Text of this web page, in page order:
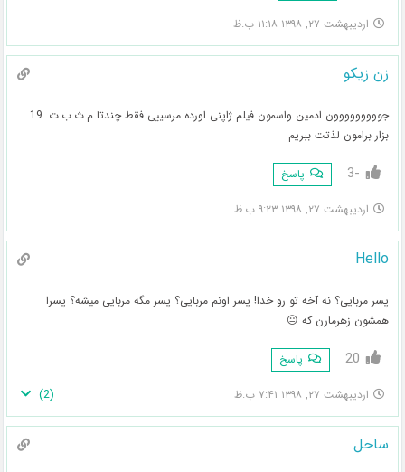
اردیبهشت ۲۷, ۱۳۹۸ ۱۱:۱۸ ب.ظ
زن زیکو
جووووووووون ادمین واسمون فیلم ژاپنی اورده مرسییی فقط چندتا م.ث.ب.ت. 19
بزار برامون لذتت ببریم
-3 پاسخ
اردیبهشت ۲۷, ۱۳۹۸ ۹:۲۳ ب.ظ
Hello
پسر مربایی؟ نه آخه تو رو خدا! پسر اونم مربایی؟ پسر مگه مربایی میشه؟ پسرا
همشون زهرمارن که 😐
20 پاسخ
اردیبهشت ۲۷, ۱۳۹۸ ۷:۴۱ ب.ظ (
2
)
ساحل